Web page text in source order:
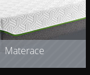
Materace